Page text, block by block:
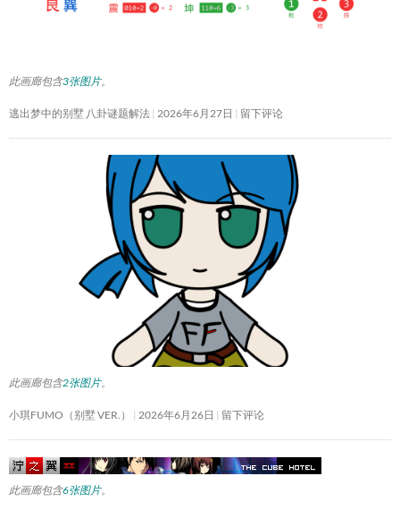
此画廊包含3张图片。
逃出梦中的别墅 八卦谜题解法 2026年6月27日 留下评论
此画廊包含2张图片。
小琪FUMO（别墅 VER.） 2026年6月26日 留下评论
此画廊包含6张图片。